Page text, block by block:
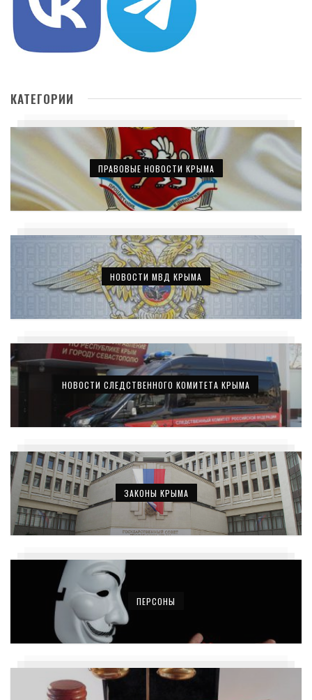
КАТЕГОРИИ
ПРАВОВЫЕ НОВОСТИ КРЫМА
НОВОСТИ МВД КРЫМА
НОВОСТИ СЛЕДСТВЕННОГО КОМИТЕТА КРЫМА
ЗАКОНЫ КРЫМА
ПЕРСОНЫ